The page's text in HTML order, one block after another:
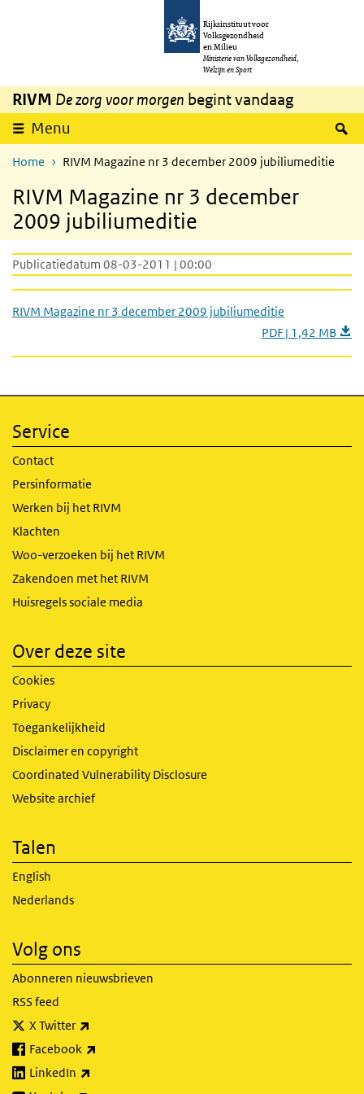
Overslaan en naar de inhoud gaan
Rijksinstituut voor
Volksgezondheid
en Milieu
Ministerie van Volksgezondheid,
Welzijn en Sport
RIVM De zorg voor morgen begint vandaag
Menu
Home RIVM Magazine nr 3 december 2009 jubiliumeditie
RIVM Magazine nr 3 december
2009 jubiliumeditie
Publicatiedatum 08-03-2011 | 00:00
RIVM Magazine nr 3 december 2009 jubiliumeditie
PDF | 1,42 MB
Service
Contact
Persinformatie
Werken bij het RIVM
Klachten
Woo-verzoeken bij het RIVM
Zakendoen met het RIVM
Huisregels sociale media
Over deze site
Cookies
Privacy
Toegankelijkheid
Disclaimer en copyright
Coordinated Vulnerability Disclosure
Website archief
Talen
English
Nederlands
Volg ons
Abonneren nieuwsbrieven
RSS feed
X Twitter
Facebook
LinkedIn